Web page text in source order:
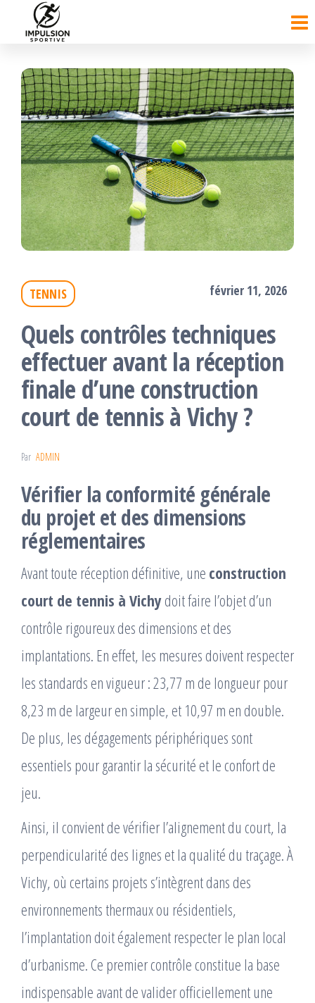
contenu
TENNIS février 11, 2026
Quels contrôles techniques
effectuer avant la réception
finale d’une construction
court de tennis à Vichy ?
Par ADMIN
Vérifier la conformité générale
du projet et des dimensions
réglementaires
Avant toute réception définitive, une construction
court de tennis à Vichydoit faire l’objet d’un
contrôle rigoureux des dimensions et des
implantations. En effet, les mesures doivent respecter
les standards en vigueur : 23,77 m de longueur pour
8,23 m de largeur en simple, et 10,97 m en double.
De plus, les dégagements périphériques sont
essentiels pour garantir la sécurité et le confort de
jeu.
Ainsi, il convient de vérifier l’alignement du court, la
perpendicularité des lignes et la qualité du traçage. À
Vichy, où certains projets s’intègrent dans des
environnements thermaux ou résidentiels,
l’implantation doit également respecter le plan local
d’urbanisme. Ce premier contrôle constitue la base
indispensable avant de valider officiellement une